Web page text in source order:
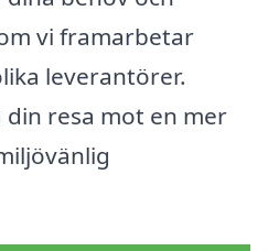
vi framarbetar
leverantörer.
resa mot en mer